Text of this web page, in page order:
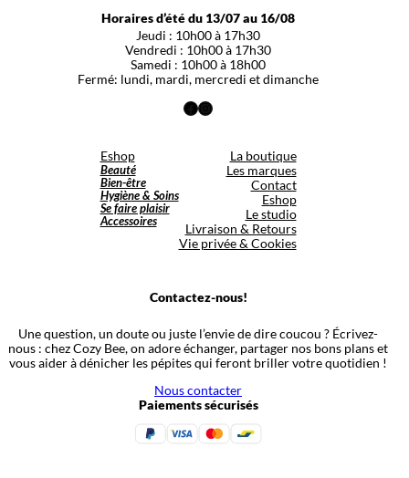
Horaires d’été du 13/07 au 16/08
Jeudi : 10h00 à 17h30
Vendredi : 10h00 à 17h30
Samedi : 10h00 à 18h00
Fermé: lundi, mardi, mercredi et dimanche
Facebook
Instagram
Eshop
Beauté
Bien-être
Hygiène & Soins
Se faire plaisir
Accessoires
La boutique
Les marques
Contact
Eshop
Le studio
Livraison & Retours
Vie privée & Cookies
Contactez-nous!
Une question, un doute ou juste l’envie de dire coucou ? Écrivez-
nous : chez Cozy Bee, on adore échanger, partager nos bons plans et
vous aider à dénicher les pépites qui feront briller votre quotidien !
Nous contacter
Paiements sécurisés